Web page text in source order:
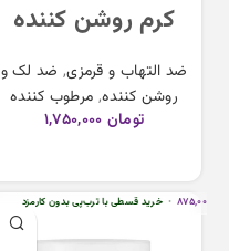
کرم روشن کننده
پروپولیس کوزارکس
cosrx propolis light
cream
ضد التهاب و قرمزی, ضد لک و
روشن کننده, مرطوب کننده
۱,۷۵۰,۰۰۰ تومان
• خرید قسطی با ترب‌پی بدون کارمزد